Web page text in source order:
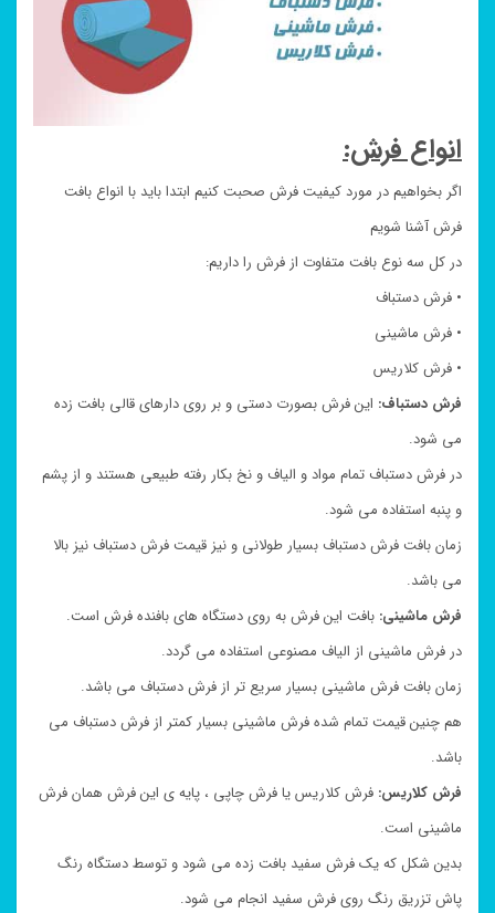
انواع فرش:
اگر بخواهیم در مورد کیفیت فرش صحبت کنیم ابتدا باید با انواع بافت
فرش آشنا شویم
در کل سه نوع بافت متفاوت از فرش را داریم:
• فرش دستباف
• فرش ماشینی
• فرش کلاریس
فرش دستباف: این فرش بصورت دستی و بر روی دارهای قالی بافت زده
می شود.
در فرش دستباف تمام مواد و الیاف و نخ بکار رفته طبیعی هستند و از پشم
و پنبه استفاده می شود.
زمان بافت فرش دستباف بسیار طولانی و نیز قیمت فرش دستباف نیز بالا
می باشد.
فرش ماشینی: بافت این فرش به روی دستگاه های بافنده فرش است.
در فرش ماشینی از الیاف مصنوعی استفاده می گردد.
زمان بافت فرش ماشینی بسیار سریع تر از فرش دستباف می باشد.
هم چنین قیمت تمام شده فرش ماشینی بسیار کمتر از فرش دستباف می
باشد.
فرش کلاریس: فرش کلاریس یا فرش چاپی ، پایه ی این فرش همان فرش
ماشینی است.
بدین شکل که یک فرش سفید بافت زده می شود و توسط دستگاه رنگ
پاش تزریق رنگ روی فرش سفید انجام می شود.